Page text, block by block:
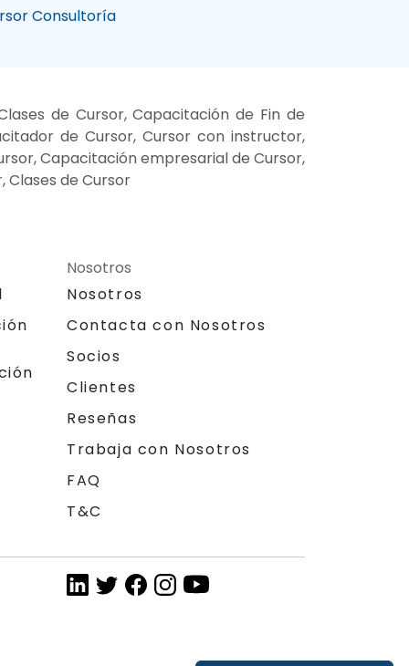
Consultoría
de Cursor, Capacitación de Fin de
de Cursor, Cursor con instructor,
Capacitación empresarial de Cursor,
Clases de Cursor
Nosotros
Nosotros
Contacta con Nosotros
Socios
Clientes
Reseñas
Trabaja con Nosotros
FAQ
T&C